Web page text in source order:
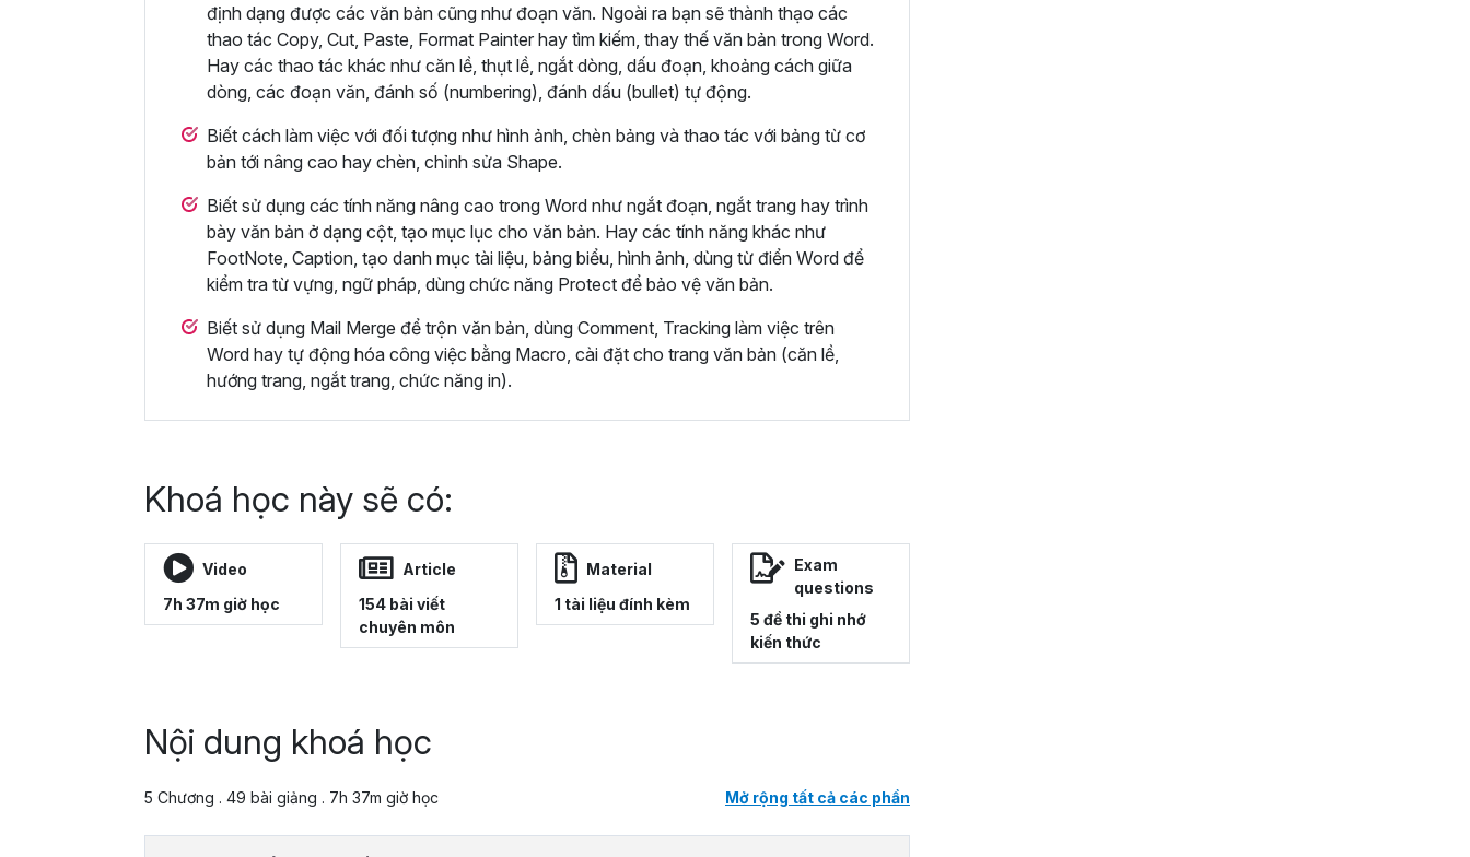
định dạng được các văn bản cũng như đoạn văn. Ngoài ra bạn sẽ thành thạo các
thao tác Copy, Cut, Paste, Format Painter hay tìm kiếm, thay thế văn bản trong Word.
Hay các thao tác khác như căn lề, thụt lề, ngắt dòng, dấu đoạn, khoảng cách giữa
dòng, các đoạn văn, đánh số (numbering), đánh dấu (bullet) tự động.
Biết cách làm việc với đối tượng như hình ảnh, chèn bảng và thao tác với bảng từ cơ
bản tới nâng cao hay chèn, chỉnh sửa Shape.
Biết sử dụng các tính năng nâng cao trong Word như ngắt đoạn, ngắt trang hay trình
bày văn bản ở dạng cột, tạo mục lục cho văn bản. Hay các tính năng khác như
FootNote, Caption, tạo danh mục tài liệu, bảng biểu, hình ảnh, dùng từ điển Word để
kiểm tra từ vựng, ngữ pháp, dùng chức năng Protect để bảo vệ văn bản.
Biết sử dụng Mail Merge để trộn văn bản, dùng Comment, Tracking làm việc trên
Word hay tự động hóa công việc bằng Macro, cài đặt cho trang văn bản (căn lề,
hướng trang, ngắt trang, chức năng in).
Khoá học này sẽ có:
Video
7h 37m giờ học
Article
154 bài viết
chuyên môn
Material
1 tài liệu đính kèm
Exam
questions
5 đề thi ghi nhớ
kiến thức
Nội dung khoá học
5 Chương . 49 bài giảng . 7h 37m giờ học Mở rộng tất cả các phần